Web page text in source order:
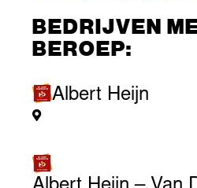
BEDRIJVEN
BEROEP:
Albert Heijn